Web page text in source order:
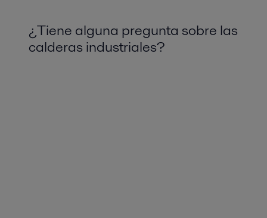
¿Tiene alguna pregunta sobre las
calderas industriales?